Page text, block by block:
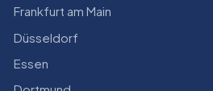
Frankfurt am Main
Düsseldorf
Essen